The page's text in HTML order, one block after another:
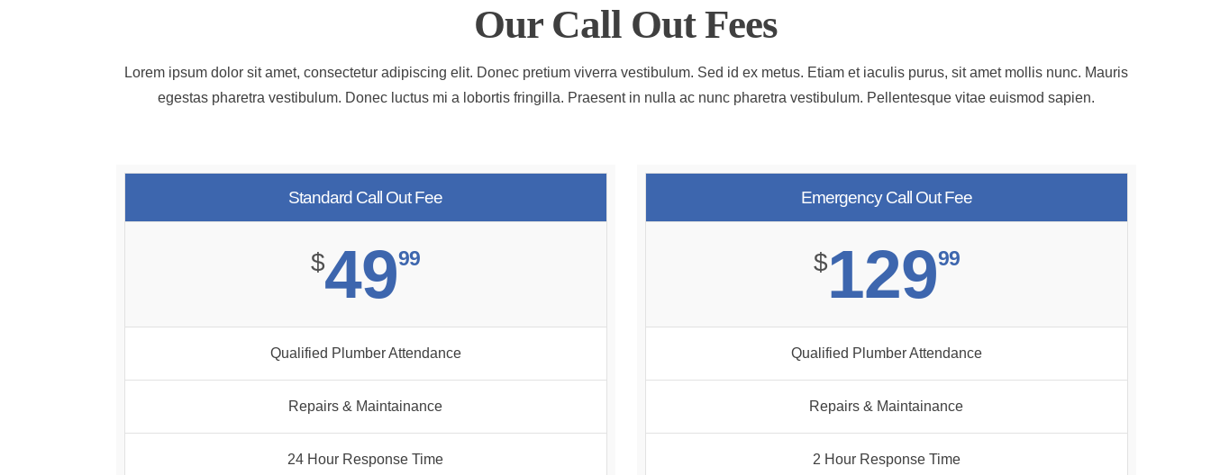
Our Call Out Fees
Lorem ipsum dolor sit amet, consectetur adipiscing elit. Donec pretium viverra vestibulum. Sed id ex metus. Etiam et iaculis purus, sit amet mollis nunc. Mauris
egestas pharetra vestibulum. Donec luctus mi a lobortis fringilla. Praesent in nulla ac nunc pharetra vestibulum. Pellentesque vitae euismod sapien.
Standard Call Out Fee
$4999
Qualified Plumber Attendance
Repairs & Maintainance
24 Hour Response Time
Emergency Call Out Fee
$12999
Qualified Plumber Attendance
Repairs & Maintainance
2 Hour Response Time